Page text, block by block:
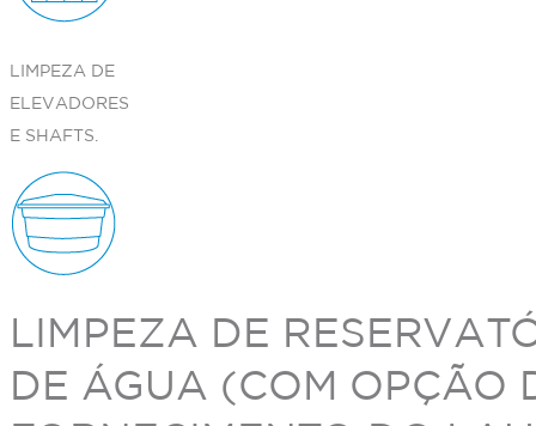
LIMPEZA DE
ELEVADORES
E SHAFTS.
LIMPEZA DE
DE ÁGUA (COM OPÇÃO